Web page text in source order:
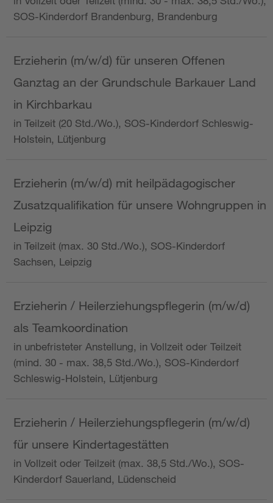
SOS-Kinderdorf Brandenburg, Brandenburg
Erzieherin (m/w/d) für unseren Offenen
Ganztag an der Grundschule Barkauer Land
in Kirchbarkau
in Teilzeit (20 Std./Wo.), SOS-Kinderdorf Schleswig-
Holstein, Lütjenburg
Erzieherin (m/w/d) mit heilpädagogischer
Zusatzqualifikation für unsere Wohngruppen in
Leipzig
in Teilzeit (max. 30 Std./Wo.), SOS-Kinderdorf
Sachsen, Leipzig
Erzieherin / Heilerziehungspflegerin (m/w/d)
als Teamkoordination
in unbefristeter Anstellung, in Vollzeit oder Teilzeit
(mind. 30 - max. 38,5 Std./Wo.), SOS-Kinderdorf
Schleswig-Holstein, Lütjenburg
Erzieherin / Heilerziehungspflegerin (m/w/d)
für unsere Kindertagestätten
in Vollzeit oder Teilzeit (max. 38,5 Std./Wo.), SOS-
Kinderdorf Sauerland, Lüdenscheid